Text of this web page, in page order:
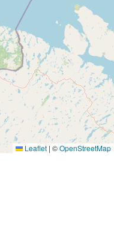
Leaflet | ©OpenStreetMap